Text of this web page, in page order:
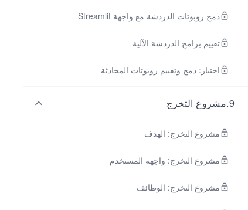
دمج روبوتات الدردشة مع واجهة Streamlit
تقييم برامج الدردشة الآلية
اختبار: دمج وتقييم روبوتات المحادثة
9
.مشروع التخرج
مشروع التخرج: الهدف
مشروع التخرج: واجهة المستخدم
مشروع التخرج: الوظائف